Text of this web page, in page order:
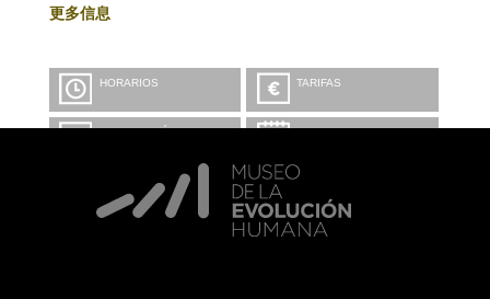
更多信息
HORARIOS TARIFAS
INFORMACIÓN Y
CALENDARIO
VISITA CON
MICROEXPLICACIONES